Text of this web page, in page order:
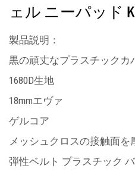
ェル ニーパッド
製品説明：
黒の頑丈なプラスチックカ
1680D生地
18mmエヴァ
ゲルコア
メッシュクロスの接触面を
弾性ベルト プラスチック